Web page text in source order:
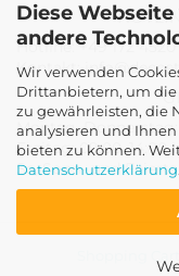
Diese
andere
Wir verwenden
Drittanbietern, um
zu gewährleisten, die
analysieren und
bieten zu können.
Datenschutzerklärung
Hotline: +49 172 4520
Kontakt:
Montag–Donnerstag:
Freitag: 09:00–14:00
Sa, Sonn- und